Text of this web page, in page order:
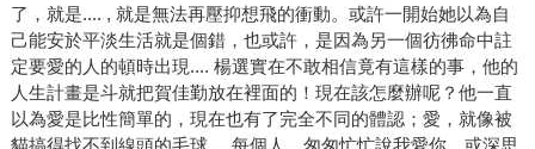
了，就是.... , 就是無法再壓抑想飛的衝動。或許一開始她以為自
己能安於平淡生活就是個錯，也或許，是因為另一個彷彿命中註
定要愛的人的頓時出現.... 楊選實在不敢相信竟有這樣的事，他的
人生計畫是斗就把賀佳勤放在裡面的！現在該怎麼辦呢？他一直
以為愛是比性簡單的，現在也有了完全不同的體認；愛，就像被
貓搞得找不到線頭的毛球.... 每個人，匆匆忙忙說我愛你，或深思